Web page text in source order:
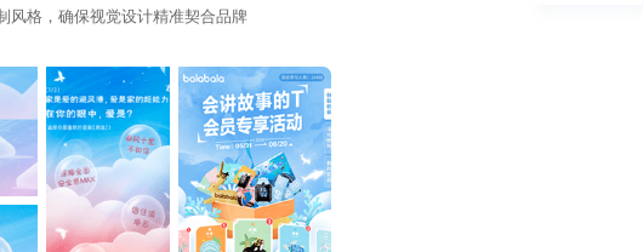
风格，确保视觉设计精准契合品牌